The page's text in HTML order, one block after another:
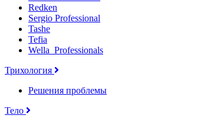
Redken
Sergio Professional
Tashe
Tefia
Wella_Professionals
Трихология
Решения проблемы
Тело